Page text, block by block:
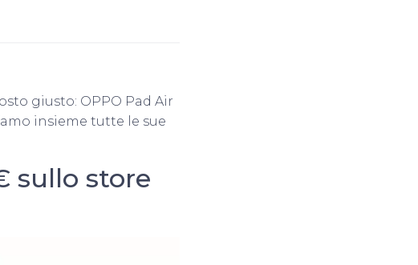
giusto: OPPO Pad Air
insieme tutte le sue
sullo store